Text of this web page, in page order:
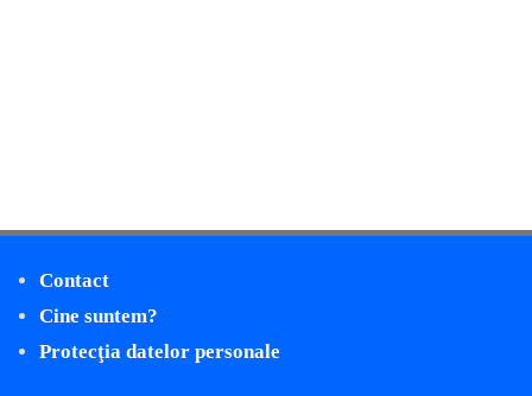
Contact
Cine suntem?
Protecţia datelor personale